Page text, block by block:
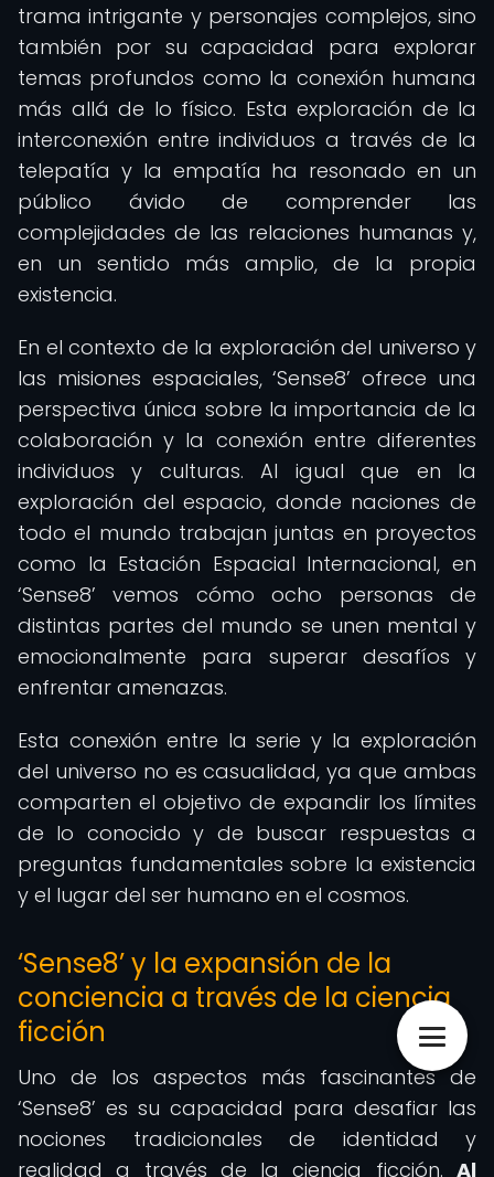
trama intrigante y personajes complejos, sino
también por su capacidad para explorar
temas profundos como la conexión humana
más allá de lo físico. Esta exploración de la
interconexión entre individuos a través de la
telepatía y la empatía ha resonado en un
público ávido de comprender las
complejidades de las relaciones humanas y,
en un sentido más amplio, de la propia
existencia.
En el contexto de la exploración del universo y
las misiones espaciales, ‘Sense8’ ofrece una
perspectiva única sobre la importancia de la
colaboración y la conexión entre diferentes
individuos y culturas. Al igual que en la
exploración del espacio, donde naciones de
todo el mundo trabajan juntas en proyectos
como la Estación Espacial Internacional, en
‘Sense8’ vemos cómo ocho personas de
distintas partes del mundo se unen mental y
emocionalmente para superar desafíos y
enfrentar amenazas.
Esta conexión entre la serie y la exploración
del universo no es casualidad, ya que ambas
comparten el objetivo de expandir los límites
de lo conocido y de buscar respuestas a
preguntas fundamentales sobre la existencia
y el lugar del ser humano en el cosmos.
‘Sense8’ y la expansión de la
conciencia a través de la ciencia
ficción
Uno de los aspectos más fascinantes de
‘Sense8’ es su capacidad para desafiar las
nociones tradicionales de identidad y
realidad a través de la ciencia ficción. Al